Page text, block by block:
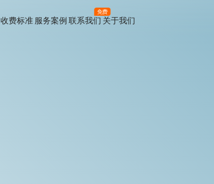
收费标准 服务案例 联系我们
免费
关于我们